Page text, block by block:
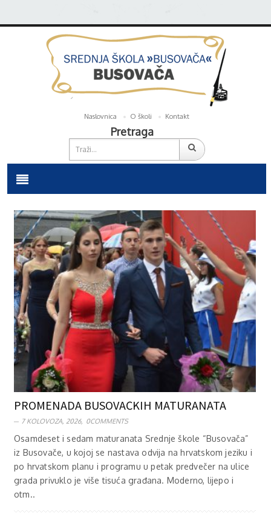
Naslovnica O školi Kontakt
Pretraga
PROMENADA BUSOVAČKIH MATURANATA
7 KOLOVOZA, 2026, 0COMMENTS
Osamdeset i sedam maturanata Srednje škole “Busovača”
iz Busovače, u kojoj se nastava odvija na hrvatskom jeziku i
po hrvatskom planu i programu u petak predvečer na ulice
grada privuklo je više tisuća građana. Moderno, lijepo i
otm..